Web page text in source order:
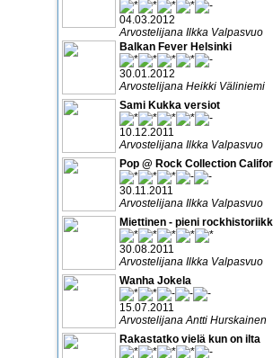
04.03.2012
Arvostelijana Ilkka Valpasvuo
Balkan Fever Helsinki
30.01.2012
Arvostelijana Heikki Väliniemi
Sami Kukka versiot
10.12.2011
Arvostelijana Ilkka Valpasvuo
Pop @ Rock Collection
30.11.2011
Arvostelijana Ilkka Valpasvuo
Miettinen - pieni
30.08.2011
Arvostelijana Ilkka Valpasvuo
Wanha Jokela
15.07.2011
Arvostelijana Antti Hurskainen
Rakastatko vielä kun on ilta